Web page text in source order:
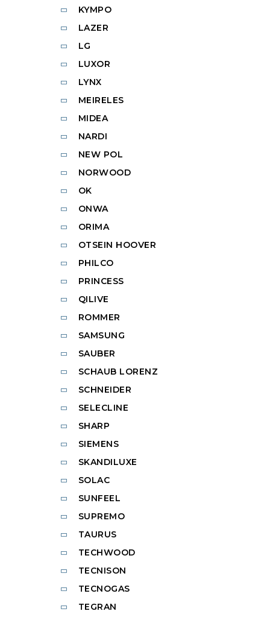
KYMPO
LAZER
LG
LUXOR
LYNX
MEIRELES
MIDEA
NARDI
NEW POL
NORWOOD
OK
ONWA
ORIMA
OTSEIN HOOVER
PHILCO
PRINCESS
QILIVE
ROMMER
SAMSUNG
SAUBER
SCHAUB LORENZ
SCHNEIDER
SELECLINE
SHARP
SIEMENS
SKANDILUXE
SOLAC
SUNFEEL
SUPREMO
TAURUS
TECHWOOD
TECNISON
TECNOGAS
TEGRAN